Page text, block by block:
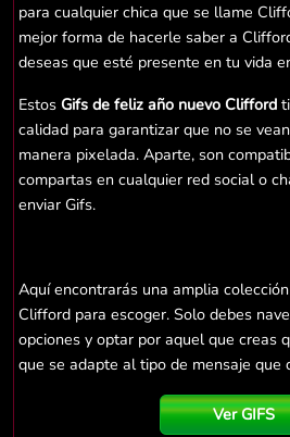
para cualquier chica que se llame
mejor forma de hacerle saber a
deseas que esté presente en tu vida
Estos Gifs de feliz año nuevo Clifford
calidad para garantizar que no se
manera pixelada. Aparte, son
compartas en cualquier red social o
enviar Gifs.
Aquí encontrarás una amplia
Clifford para escoger. Solo debes
opciones y optar por aquel que creas
que se adapte al tipo de mensaje que
Ver GIFS